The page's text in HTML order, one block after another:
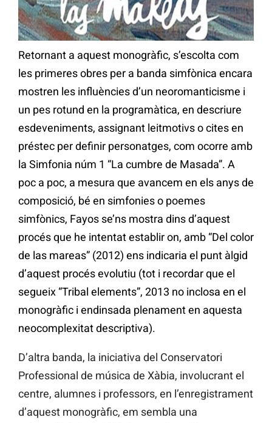
Retornant a aquest monogràfic, s’escolta com
les primeres obres per a banda simfònica encara
mostren les influències d’un neoromanticisme i
un pes rotund en la programàtica, en descriure
esdeveniments, assignant leitmotivs o cites en
préstec per definir personatges, com ocorre amb
la Simfonia núm 1 “La cumbre de Masada”. A
poc a poc, a mesura que avancem en els anys de
composició, bé en simfonies o poemes
simfònics, Fayos se’ns mostra dins d’aquest
procés que he intentat establir on, amb “Del color
de las mareas” (2012) ens indicaria el punt àlgid
d’aquest procés evolutiu (tot i recordar que el
segueix “Tribal elements”, 2013 no inclosa en el
monogràfic i endinsada plenament en aquesta
neocomplexitat descriptiva).
D’altra banda, la iniciativa del Conservatori
Professional de música de Xàbia, involucrant el
centre, alumnes i professors, en l’enregistrament
d’aquest monogràfic, em sembla una